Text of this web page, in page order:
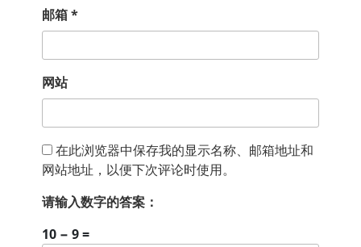
邮箱*
网站
在此浏览器中保存我的显示名称、邮箱地址和
网站地址，以便下次评论时使用。
请输入数字的答案：
10 − 9 =